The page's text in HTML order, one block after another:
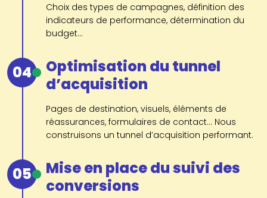
Choix des types de campagnes, définition des
indicateurs de performance, détermination du
budget...
04
Optimisation du tunnel
d’acquisition
Pages de destination, visuels, éléments de
réassurances, formulaires de contact... Nous
construisons un tunnel d’acquisition performant.
05
Mise en place du suivi des
conversions